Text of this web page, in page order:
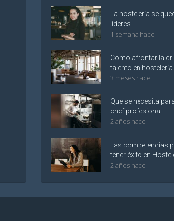
La hostelería se
líderes
1 semana hace
Como afrontar la
talento en hostelería
3 meses hace
Que se necesita
chef profesional
2 años hace
Las competencias
tener éxito en
2 años hace